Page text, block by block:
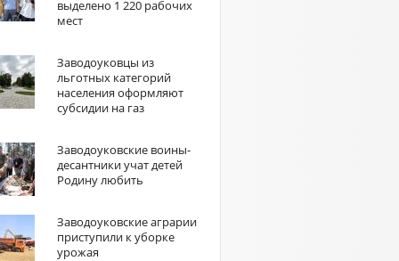
выделено 1 220 рабочих
мест
Заводоуковцы из
льготных категорий
населения оформляют
субсидии на газ
Заводоуковские воины-
десантники учат детей
Родину любить
Заводоуковские аграрии
приступили к уборке
урожая